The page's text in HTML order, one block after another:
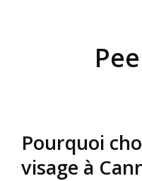
Pourquoi
visage à